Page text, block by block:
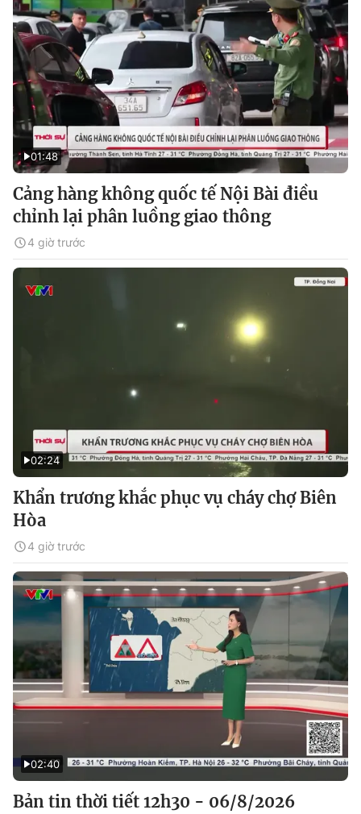
01:48
Cảng hàng không quốc tế Nội Bài điều
chỉnh lại phân luồng giao thông
4 giờ trước
02:24
Khẩn trương khắc phục vụ cháy chợ Biên
Hòa
4 giờ trước
02:40
Bản tin thời tiết 12h30 - 06/8/2026